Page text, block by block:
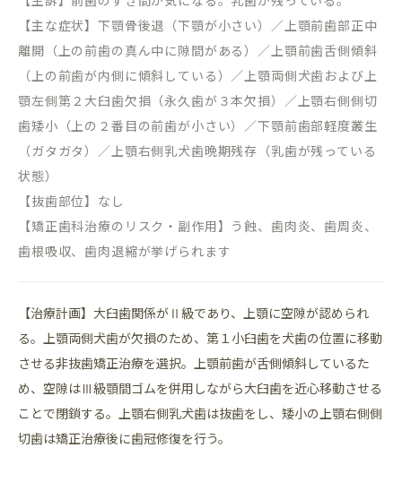
【主な症状】下顎骨後退（下顎が小さい）／上顎前歯部正中
離開（上の前歯の真ん中に隙間がある）／上顎前歯舌側傾斜
（上の前歯が内側に傾斜している）／上顎両側犬歯および上
顎左側第２大臼歯欠損（永久歯が３本欠損）／上顎右側側切
歯矮小（上の２番目の前歯が小さい）／下顎前歯部軽度叢生
（ガタガタ）／上顎右側乳犬歯晩期残存（乳歯が残っている
状態）
【抜歯部位】なし
【矯正歯科治療のリスク・副作用】う蝕、歯肉炎、歯周炎、
歯根吸収、歯肉退縮が挙げられます
【治療計画】大臼歯関係がⅡ級であり、上顎に空隙が認められ
る。上顎両側犬歯が欠損のため、第１小臼歯を犬歯の位置に移動
させる非抜歯矯正治療を選択。上顎前歯が舌側傾斜しているた
め、空隙はⅢ級顎間ゴムを併用しながら大臼歯を近心移動させる
ことで閉鎖する。上顎右側乳犬歯は抜歯をし、矮小の上顎右側側
切歯は矯正治療後に歯冠修復を行う。